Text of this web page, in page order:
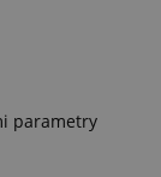
parametry